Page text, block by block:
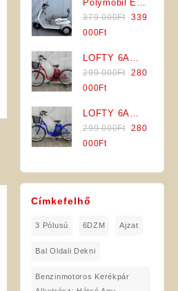
Jármű (Kék-
Szürke)
379
000Ft.
is:
339
000Ft.
Polymobil E-
MOB 40/A
Elektromos
Jármű (Fehér-
Szürke)
379 000Ft Original
379
000Ft.
339
000FtCurrent
is:
339
000Ft.
LOFTY 6A
Tetra
Elektromos
(Piros
Színben)
299 000Ft Original
299
000Ft.
280
000FtCurrent
is:
280
000Ft.
LOFTY 6A
Tetra
Elektromos
(Kék
Színben)
299 000Ft Original
299
000Ft.
280
000FtCurrent
is:
280
Címkefelhő
3 Pólusú 6DZM Ajzat
Bal Oldali Dekni
Benzinmotoros Kerékpár